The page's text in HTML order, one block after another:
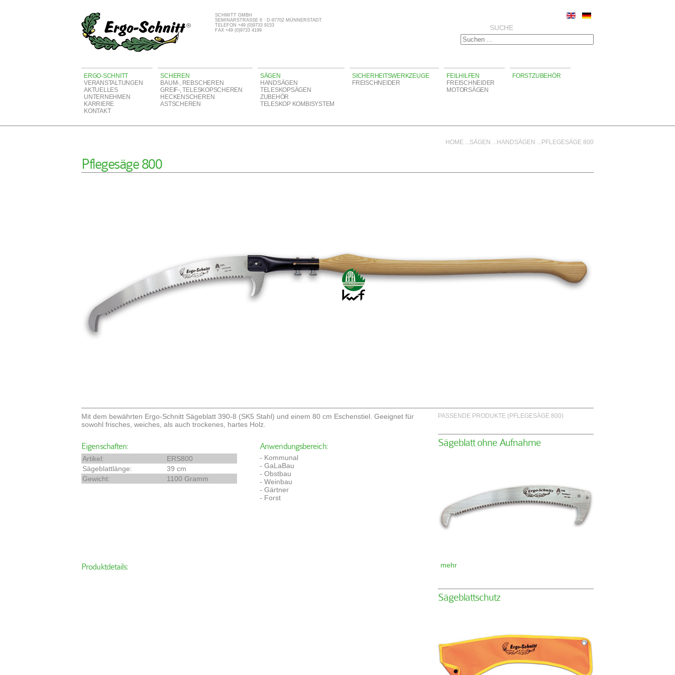
SCHMITT GMBH
SEMINARSTRASSE 6 · D-97702 MÜNNERSTADT
TELEFON +49 (0)9733 9153
FAX +49 (0)9733 4199
SUCHE
ERGO-SCHNITT
VERANSTALTUNGEN
AKTUELLES
UNTERNEHMEN
KARRIERE
KONTAKT
SCHEREN
BAUM-, REBSCHEREN
GREIF-, TELESKOPSCHEREN
HECKENSCHEREN
ASTSCHEREN
SÄGEN
HANDSÄGEN
TELESKOPSÄGEN
ZUBEHÖR
TELESKOP KOMBISYSTEM
SICHERHEITSWERKZEUGE
FREISCHNEIDER
FEILHILFEN
FREISCHNEIDER
MOTORSÄGEN
FORSTZUBEHÖR
HOME ...SÄGEN ... HANDSÄGEN ... PFLEGESÄGE 800
Pflegesäge 800
PASSENDE PRODUKTE (PFLEGESÄGE 800)
Sägeblatt ohne Aufnahme
mehr
Sägeblattschutz
Mit dem bewährten Ergo-Schnitt Sägeblatt 390-8 (SK5 Stahl) und einem 80 cm Eschenstiel. Geeignet für
sowohl frisches, weiches, als auch trockenes, hartes Holz.
Eigenschaften:
Artikel:
ERS800
Sägeblattlänge:
39 cm
Gewicht:
1100 Gramm
Anwendungsbereich:
- Kommunal
- GaLaBau
- Obstbau
- Weinbau
- Gärtner
- Forst
Produktdetails: